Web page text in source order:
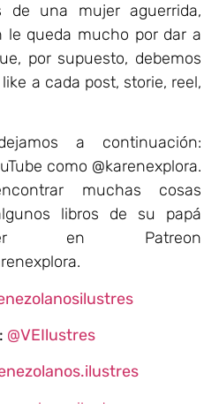
de una mujer aguerrida,
queda mucho por dar a
por supuesto, debemos
a cada post, storie, reel,
a continuación:
como @karenexplora.
muchas cosas
libros de su papá
en Patreon
@VEIlustres